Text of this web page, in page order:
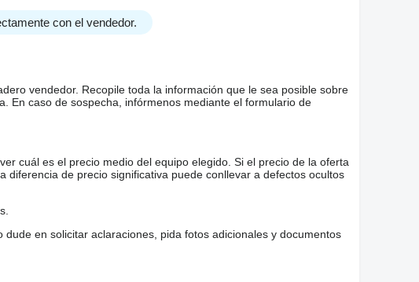
con el vendedor.
vendedor. Recopile toda la información que le sea posible sobre
En caso de sospecha, infórmenos mediante el formulario de
cuál es el precio medio del equipo elegido. Si el precio de la oferta
de precio significativa puede conllevar a defectos ocultos
en solicitar aclaraciones, pida fotos adicionales y documentos